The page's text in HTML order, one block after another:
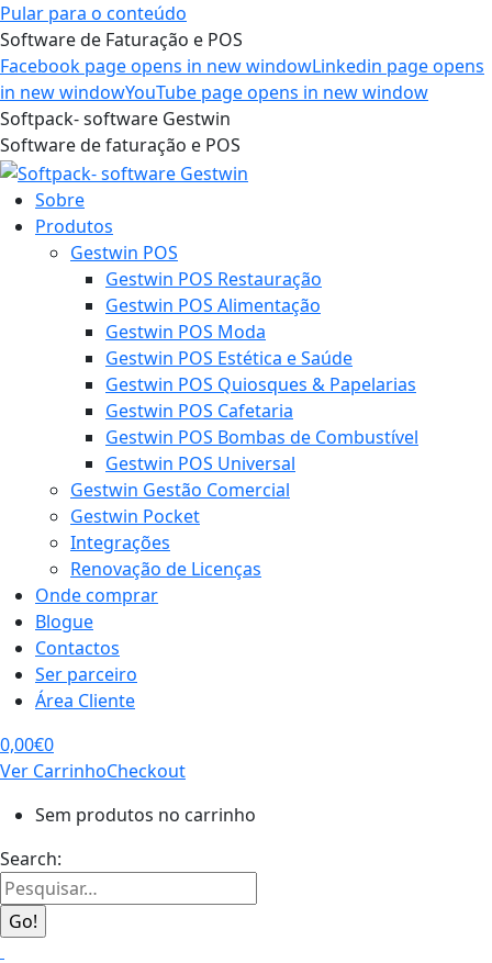
Pular para o conteúdo
Software de Faturação e POS
Facebook page opens in new windowLinkedin page opens
in new windowYouTube page opens in new window
Softpack- software Gestwin
Software de faturação e POS
Sobre
Produtos
Gestwin POS
Gestwin POS Restauração
Gestwin POS Alimentação
Gestwin POS Moda
Gestwin POS Estética e Saúde
Gestwin POS Quiosques & Papelarias
Gestwin POS Cafetaria
Gestwin POS Bombas de Combustível
Gestwin POS Universal
Gestwin Gestão Comercial
Gestwin Pocket
Integrações
Renovação de Licenças
Onde comprar
Blogue
Contactos
Ser parceiro
Área Cliente
0,00€0
Ver CarrinhoCheckout
Sem produtos no carrinho
Search: